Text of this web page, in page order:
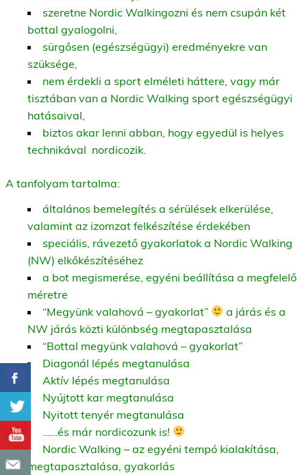
szeretne Nordic Walkingozni és nem csupán két
bottal gyalogolni,
sürgősen (egészségügyi) eredményekre van
szüksége,
nem érdekli a sport elméleti háttere, vagy már
tisztában van a Nordic Walking sport egészségügyi
hatásaival,
biztos akar lenni abban, hogy egyedül is helyes
technikával nordicozik.
A tanfolyam tartalma:
általános bemelegítés a sérülések elkerülése,
valamint az izomzat felkészítése érdekében
speciális, rávezető gyakorlatok a Nordic Walking
(NW) elkőkészítéséhez
a bot megismerése, egyéni beállítása a megfelelő
méretre
“Megyünk valahová – gyakorlat”
a járás és a
NW járás közti különbség megtapasztalása
“Bottal megyünk valahová – gyakorlat”
Diagonál lépés megtanulása
Aktív lépés megtanulása
Nyújtott kar megtanulása
Nyitott tenyér megtanulása
……és már nordicozunk is!
Nordic Walking – az egyéni tempó kialakítása,
megtapasztalása, gyakorlás